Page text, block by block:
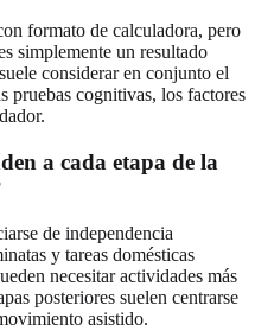
formato de calculadora, pero
simplemente un resultado
considerar en conjunto el
pruebas cognitivas, los factores
a cada etapa de la
de independencia
y tareas domésticas
necesitar actividades más
posteriores suelen centrarse
asistido.